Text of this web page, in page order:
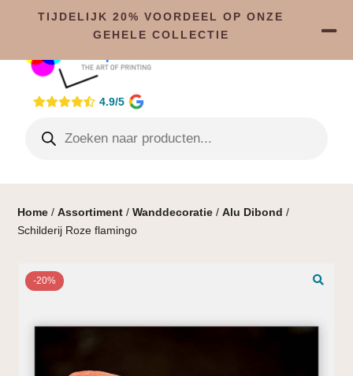
4.9/5
Home /Assortiment /Wanddecoratie /Alu Dibond /
Schilderij Roze flamingo
-20%
TIJDELIJK 20% VOORDEEL OP ONZE
GEHELE COLLECTIE